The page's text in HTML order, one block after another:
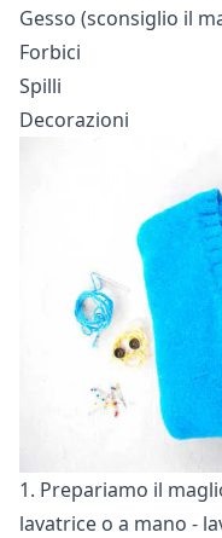
Gesso (sconsiglio il
Forbici
Spilli
Decorazioni
1. Prepariamo il
lavatrice o a mano -